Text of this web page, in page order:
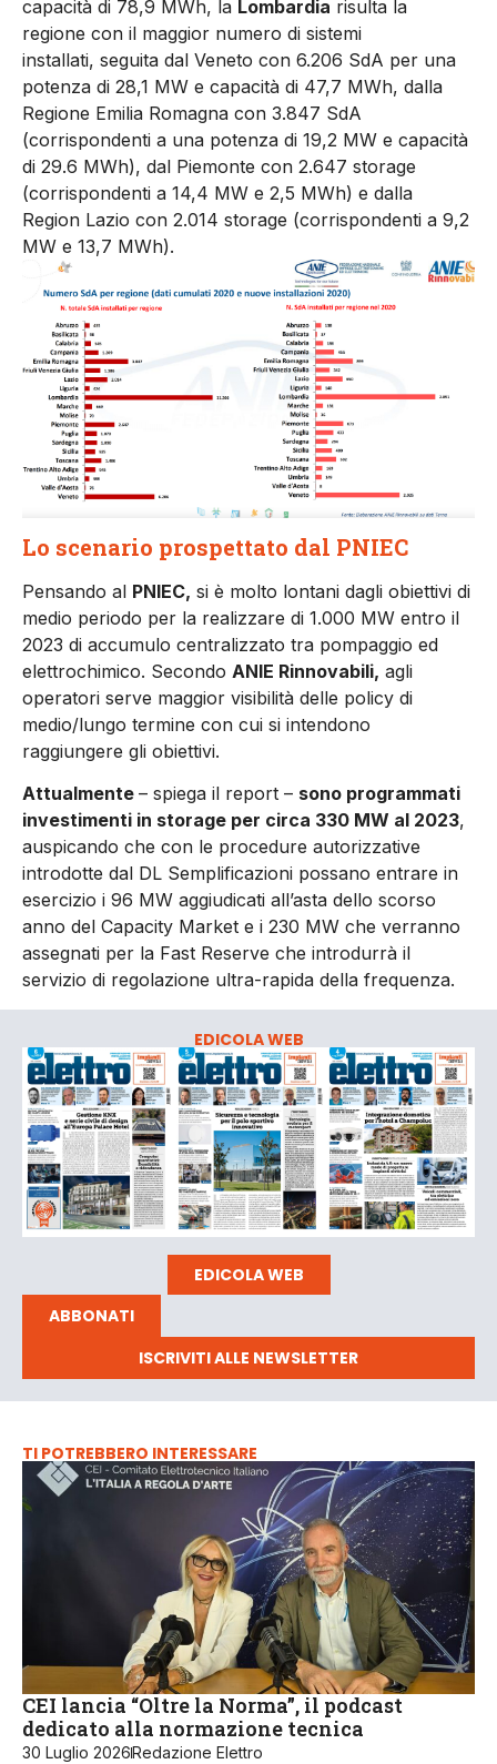
capacità di 78,9 MWh, la Lombardia risulta la
regione con il maggior numero di sistemi
installati, seguita dal Veneto con 6.206 SdA per una
potenza di 28,1 MW e capacità di 47,7 MWh, dalla
Regione Emilia Romagna con 3.847 SdA
(corrispondenti a una potenza di 19,2 MW e capacità
di 29.6 MWh), dal Piemonte con 2.647 storage
(corrispondenti a 14,4 MW e 2,5 MWh) e dalla
Region Lazio con 2.014 storage (corrispondenti a 9,2
MW e 13,7 MWh).
Lo scenario prospettato dal PNIEC
Pensando al PNIEC, si è molto lontani dagli obiettivi di
medio periodo per la realizzare di 1.000 MW entro il
2023 di accumulo centralizzato tra pompaggio ed
elettrochimico. Secondo ANIE Rinnovabili, agli
operatori serve maggior visibilità delle policy di
medio/lungo termine con cui si intendono
raggiungere gli obiettivi.
Attualmente – spiega il report – sono programmati
investimenti in storage per circa 330 MW al 2023,
auspicando che con le procedure autorizzative
introdotte dal DL Semplificazioni possano entrare in
esercizio i 96 MW aggiudicati all’asta dello scorso
anno del Capacity Market e i 230 MW che verranno
assegnati per la Fast Reserve che introdurrà il
servizio di regolazione ultra-rapida della frequenza.
EDICOLA WEB
EDICOLA WEB
ABBONATI
ISCRIVITI ALLE NEWSLETTER
TI POTREBBERO INTERESSARE
CEI lancia “Oltre la Norma”, il podcast
dedicato alla normazione tecnica
30 Luglio 2026Redazione Elettro